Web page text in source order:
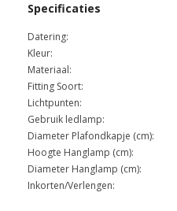
Specificaties
Datering:
Kleur:
Materiaal:
Fitting Soort:
Lichtpunten:
Gebruik ledlamp:
Diameter Plafondkapje (cm):
Hoogte Hanglamp (cm):
Diameter Hanglamp (cm):
Inkorten/Verlengen: